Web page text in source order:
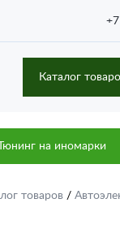
Каталог
Тюнинг на иномарки
товаров /